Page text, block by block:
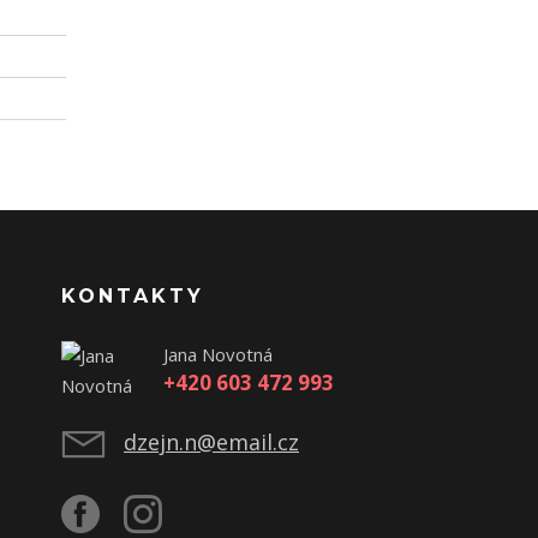
KONTAKTY
Jana Novotná
+420 603 472 993
dzejn.n@email.cz